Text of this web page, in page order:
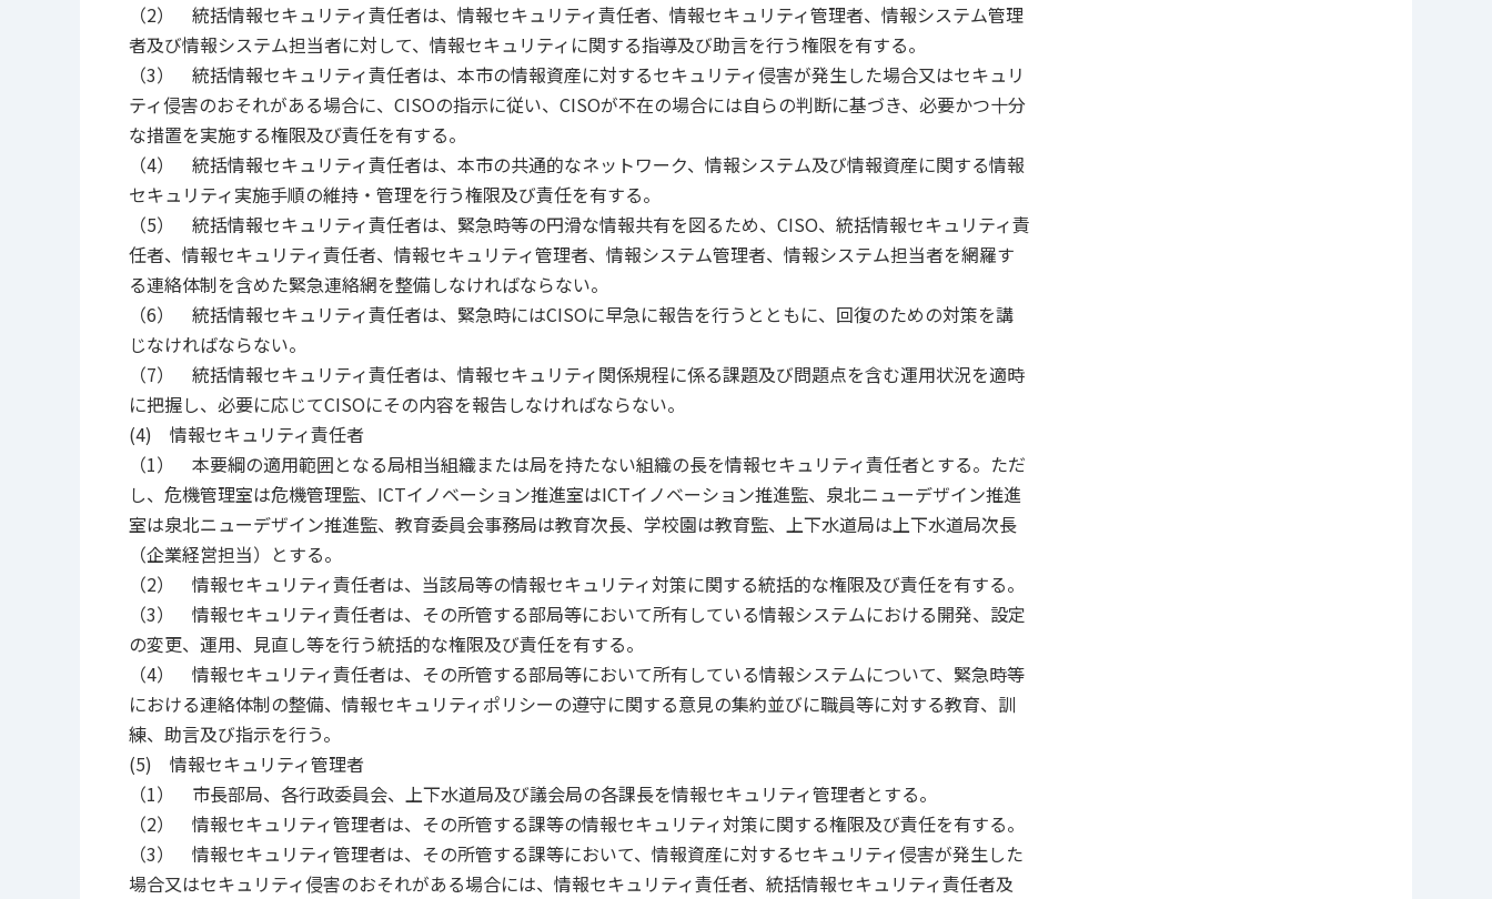
（2） 統括情報セキュリティ責任者は、情報セキュリティ責任者、情報セキュリティ管理者、情報システム管理
者及び情報システム担当者に対して、情報セキュリティに関する指導及び助言を行う権限を有する。
（3） 統括情報セキュリティ責任者は、本市の情報資産に対するセキュリティ侵害が発生した場合又はセキュリ
ティ侵害のおそれがある場合に、CISOの指示に従い、CISOが不在の場合には自らの判断に基づき、必要かつ十分
な措置を実施する権限及び責任を有する。
（4） 統括情報セキュリティ責任者は、本市の共通的なネットワーク、情報システム及び情報資産に関する情報
セキュリティ実施手順の維持・管理を行う権限及び責任を有する。
（5） 統括情報セキュリティ責任者は、緊急時等の円滑な情報共有を図るため、CISO、統括情報セキュリティ責
任者、情報セキュリティ責任者、情報セキュリティ管理者、情報システム管理者、情報システム担当者を網羅す
る連絡体制を含めた緊急連絡網を整備しなければならない。
（6） 統括情報セキュリティ責任者は、緊急時にはCISOに早急に報告を行うとともに、回復のための対策を講
じなければならない。
（7） 統括情報セキュリティ責任者は、情報セキュリティ関係規程に係る課題及び問題点を含む運用状況を適時
に把握し、必要に応じてCISOにその内容を報告しなければならない。
(4) 情報セキュリティ責任者
（1） 本要綱の適用範囲となる局相当組織または局を持たない組織の長を情報セキュリティ責任者とする。ただ
し、危機管理室は危機管理監、ICTイノベーション推進室はICTイノベーション推進監、泉北ニューデザイン推進
室は泉北ニューデザイン推進監、教育委員会事務局は教育次長、学校園は教育監、上下水道局は上下水道局次長
（企業経営担当）とする。
（2） 情報セキュリティ責任者は、当該局等の情報セキュリティ対策に関する統括的な権限及び責任を有する。
（3） 情報セキュリティ責任者は、その所管する部局等において所有している情報システムにおける開発、設定
の変更、運用、見直し等を行う統括的な権限及び責任を有する。
（4） 情報セキュリティ責任者は、その所管する部局等において所有している情報システムについて、緊急時等
における連絡体制の整備、情報セキュリティポリシーの遵守に関する意見の集約並びに職員等に対する教育、訓
練、助言及び指示を行う。
(5) 情報セキュリティ管理者
（1） 市長部局、各行政委員会、上下水道局及び議会局の各課長を情報セキュリティ管理者とする。
（2） 情報セキュリティ管理者は、その所管する課等の情報セキュリティ対策に関する権限及び責任を有する。
（3） 情報セキュリティ管理者は、その所管する課等において、情報資産に対するセキュリティ侵害が発生した
場合又はセキュリティ侵害のおそれがある場合には、情報セキュリティ責任者、統括情報セキュリティ責任者及